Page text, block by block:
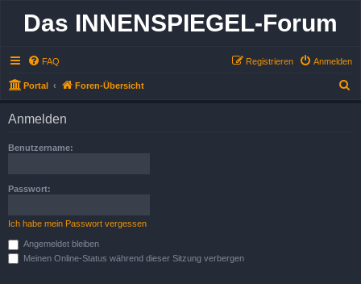
Das INNENSPIEGEL-Forum
FAQ Anmelden
Registrieren
Portal Foren-Übersicht
Anmelden
Benutzername:
Passwort:
Ich habe mein Passwort vergessen
Angemeldet bleiben
Meinen Online-Status während dieser Sitzung verbergen